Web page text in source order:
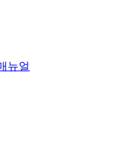
뉴얼